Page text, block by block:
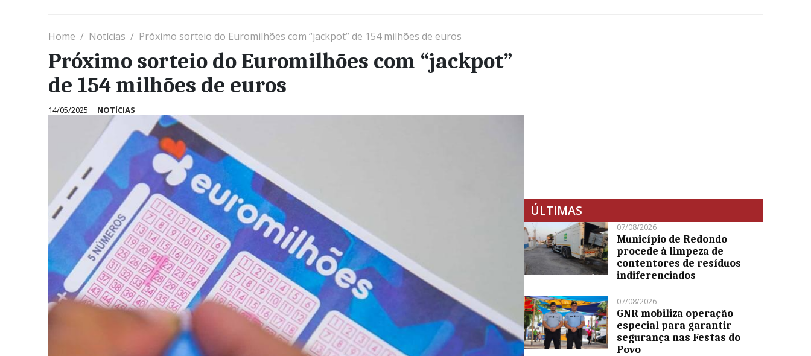
Home Notícias Próximo sorteio do Euromilhões com “jackpot” de 154 milhões de euros
Próximo sorteio do Euromilhões com “jackpot”
de 154 milhões de euros
14/05/2025 NOTÍCIAS
ÚLTIMAS
07/08/2026
Município de Redondo
procede à limpeza de
contentores de resíduos
indiferenciados
07/08/2026
GNR mobiliza operação
especial para garantir
segurança nas Festas do
Povo